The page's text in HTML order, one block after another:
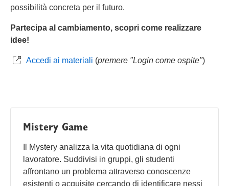
possibilità concreta per il futuro.
Partecipa al cambiamento, scopri come realizzare
idee!
Accedi ai materiali (premere "Login come ospite")
Mistery Game
Il Mystery analizza la vita quotidiana di ogni
lavoratore. Suddivisi in gruppi, gli studenti
affrontano un problema attraverso conoscenze
esistenti o acquisite cercando di identificare nessi